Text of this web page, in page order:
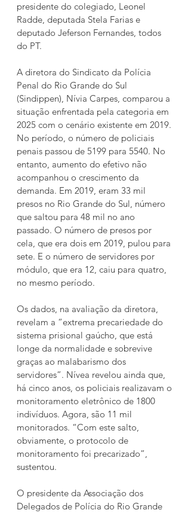
presidente do colegiado, Leonel
Radde, deputada Stela Farias e
deputado Jeferson Fernandes, todos
do PT.
A diretora do Sindicato da Polícia
Penal do Rio Grande do Sul
(Sindippen), Nívia Carpes, comparou a
situação enfrentada pela categoria em
2025 com o cenário existente em 2019.
No período, o número de policiais
penais passou de 5199 para 5540. No
entanto, aumento do efetivo não
acompanhou o crescimento da
demanda. Em 2019, eram 33 mil
presos no Rio Grande do Sul, número
que saltou para 48 mil no ano
passado. O número de presos por
cela, que era dois em 2019, pulou para
sete. E o número de servidores por
módulo, que era 12, caiu para quatro,
no mesmo período.
Os dados, na avaliação da diretora,
revelam a “extrema precariedade do
sistema prisional gaúcho, que está
longe da normalidade e sobrevive
graças ao malabarismo dos
servidores”. Nívea revelou ainda que,
há cinco anos, os policiais realizavam o
monitoramento eletrônico de 1800
indivíduos. Agora, são 11 mil
monitorados. “Com este salto,
obviamente, o protocolo de
monitoramento foi precarizado”,
sustentou.
O presidente da Associação dos
Delegados de Polícia do Rio Grande